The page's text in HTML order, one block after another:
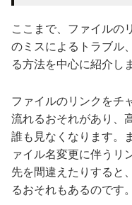
ここまで、ファイルの
のミスによるトラブル
る方法を中心に紹介し
ファイルのリンクをチ
流れるおそれがあり、
誰も見なくなります。
ァイル名変更に伴うリ
先を間違えたりすると
るおそれもあるのです。